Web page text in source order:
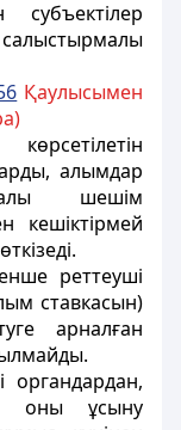
Қаулысымен
алымдар
шешім
кешіктірмей
реттеуші
ставкасын)
арналған
органдардан,
оны ұсыну